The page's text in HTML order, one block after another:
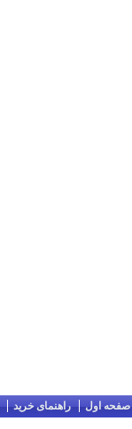
صفحه اول راهنمای خرید